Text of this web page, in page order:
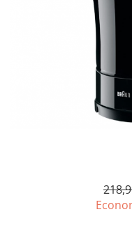
Curatenie si intretinere
Hobby-uri creative
Kit-uri automatizari porti
Mobila Living & Dining
Organizare si depozitare